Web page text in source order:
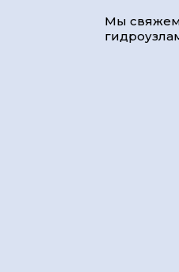
Мы